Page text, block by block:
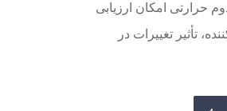
حرارتی امکان ارزیابی
تأثیر تغییرات در